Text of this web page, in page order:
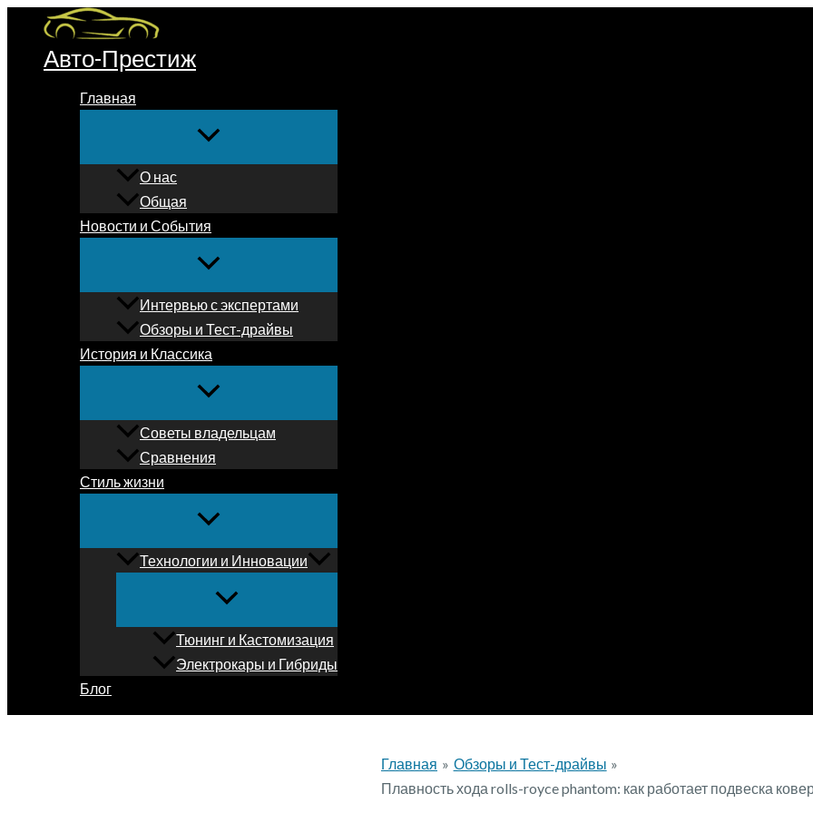
Перейти
содержимому
Авто-Престиж
Главная
О нас
Общая
Новости и События
Интервью с экспертами
Обзоры и Тест-драйвы
История и Классика
Советы владельцам
Сравнения
Стиль жизни
Технологии и Инновации
Тюнинг и Кастомизация
Электрокары и Гибриды
Блог
Главная
Обзоры и Тест-драйвы
Плавность хода rolls-royce phantom: как работает подвеска